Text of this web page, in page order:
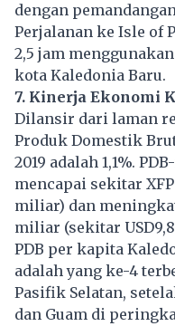
dengan
Perjalanan ke Isle of
2,5 jam
kota Kaledonia Baru.
7. Kinerja Ekonomi
Dilansir dari laman
Produk Domestik
2019 adalah 1,1%.
mencapai sekitar
miliar) dan
miliar (sekitar
PDB per kapita
adalah yang ke-4
Pasifik Selatan,
dan Guam di